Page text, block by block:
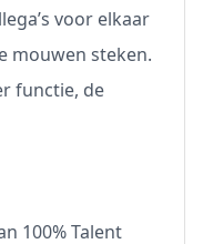
voor elkaar
mouwen steken.
functie, de
100% Talent